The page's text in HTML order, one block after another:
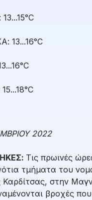
13...16°C
2022
Τις πρωινές
τμήματα του
Καρδίτσας, στην
βροχές